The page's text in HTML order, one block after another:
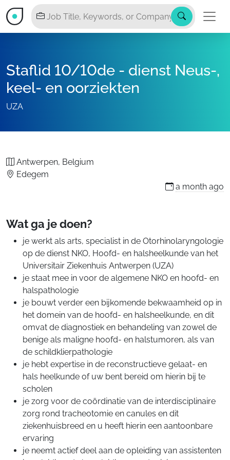
Staflid 10/10de - dienst Neus-,
keel- en oorziekten
UZA
Antwerpen, Belgium
Edegem
a month ago
Wat ga je doen?
je werkt als arts, specialist in de Otorhinolaryngologie
op de dienst NKO, Hoofd- en halsheelkunde van het
Universitair Ziekenhuis Antwerpen (UZA)
je staat mee in voor de algemene NKO en hoofd- en
halspathologie
je bouwt verder een bijkomende bekwaamheid op in
het domein van de hoofd- en halsheelkunde, en dit
omvat de diagnostiek en behandeling van zowel de
benige als maligne hoofd- en halstumoren, als van
de schildklierpathologie
je hebt expertise in de reconstructieve gelaat- en
hals heelkunde of uw bent bereid om hierin bij te
scholen
je zorg voor de coördinatie van de interdisciplinaire
zorg rond tracheotomie en canules en dit
ziekenhuisbreed en u heeft hierin een aantoonbare
ervaring
je neemt actief deel aan de opleiding van assistenten